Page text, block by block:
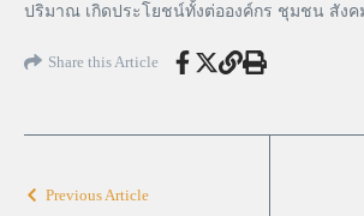
ปริมาณ เกิดประโยชน์ทั้งต่อองค์กร ชุมชน สังค
Share this Article
Previous Article